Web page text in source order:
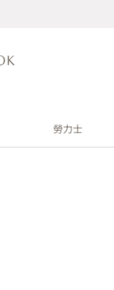
勞力士